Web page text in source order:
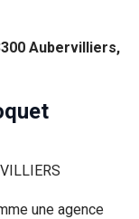
Aubervilliers,
une agence